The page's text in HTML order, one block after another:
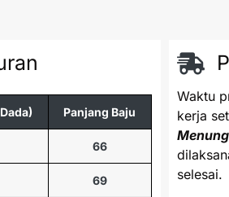
Panjang Baju
66
69
Waktu
kerja
selesai.